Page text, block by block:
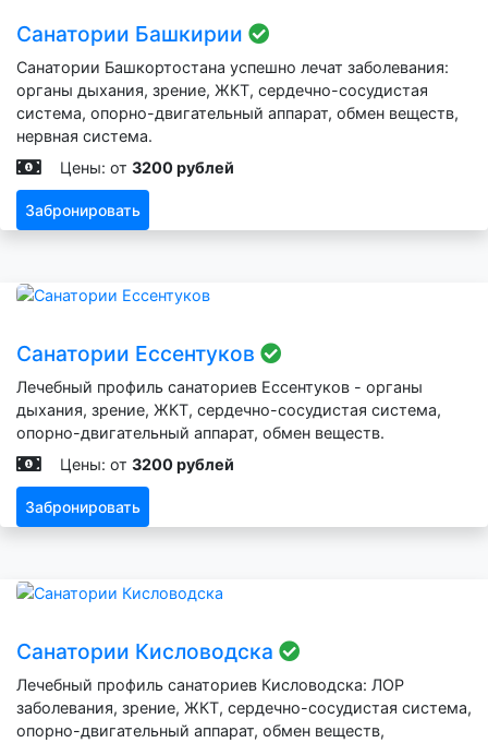
Санатории Башкирии
Санатории Башкортостана успешно лечат заболевания:
органы дыхания, зрение, ЖКТ, сердечно-сосудистая
система, опорно-двигательный аппарат, обмен веществ,
нервная система.
Цены: от 3200 рублей
Забронировать
Санатории Ессентуков
Лечебный профиль санаториев Ессентуков - органы
дыхания, зрение, ЖКТ, сердечно-сосудистая система,
опорно-двигательный аппарат, обмен веществ.
Цены: от 3200 рублей
Забронировать
Санатории Кисловодска
Лечебный профиль санаториев Кисловодска: ЛОР
заболевания, зрение, ЖКТ, сердечно-сосудистая система,
опорно-двигательный аппарат, обмен веществ,